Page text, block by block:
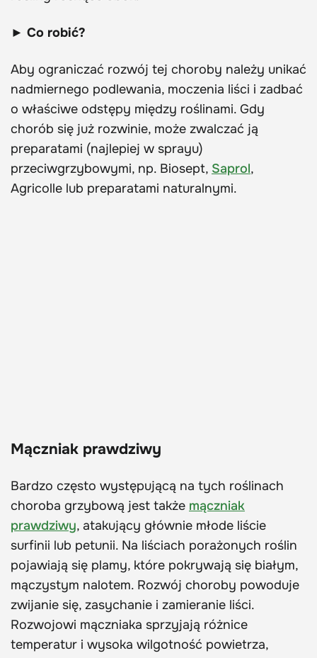
► Co robić?
Aby ograniczać rozwój tej choroby należy unikać
nadmiernego podlewania, moczenia liści i zadbać
o właściwe odstępy między roślinami. Gdy
chorób się już rozwinie, może zwalczać ją
preparatami (najlepiej w sprayu)
przeciwgrzybowymi, np. Biosept, Saprol,
Agricolle lub preparatami naturalnymi.
Mączniak prawdziwy
Bardzo często występującą na tych roślinach
choroba grzybową jest także mączniak
prawdziwy, atakujący głównie młode liście
surfinii lub petunii. Na liściach porażonych roślin
pojawiają się plamy, które pokrywają się białym,
mączystym nalotem. Rozwój choroby powoduje
zwijanie się, zasychanie i zamieranie liści.
Rozwojowi mączniaka sprzyjają różnice
temperatur i wysoka wilgotność powietrza,